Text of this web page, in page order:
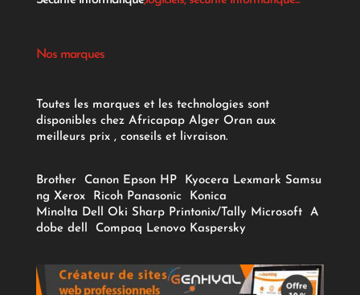
Nos marques
Toutes les marques et les technologies sont
disponibles chez Africapap Alger Oran aux
meilleurs prix , conseils et livraison.
Brother Canon Epson HP Kyocera Lexmark Samsu
ng Xerox Ricoh Panasonic
Konica
Minolta Dell Oki Sharp Printonix/Tally Microsoft
A
dobe dell Compaq Lenovo Kaspersky